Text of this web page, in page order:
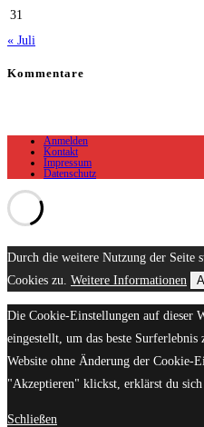
31
« Juli
Kommentare
Anmelden
Kontakt
Impressum
Datenschutz
Durch die weitere Nutzung der Seite
Cookies zu. Weitere Informationen
Die Cookie-Einstellungen auf dieser
eingestellt, um das beste
Website ohne Änderung der Cookie-
"Akzeptieren" klickst, erklärst du sich
Schließen